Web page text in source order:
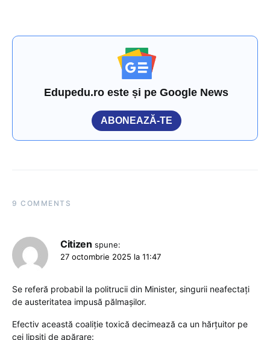
Edupedu.ro este și pe Google News
ABONEAZĂ-TE
9 COMMENTS
Citizen spune:
27 octombrie 2025 la 11:47
Se referă probabil la politrucii din Minister, singurii neafectați
de austeritatea impusă pălmașilor.
Efectiv această coaliție toxică decimează ca un hărțuitor pe
cei lipsiți de apărare: